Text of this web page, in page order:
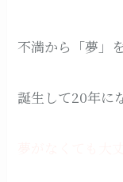
不満から「夢」
誕生して20年に